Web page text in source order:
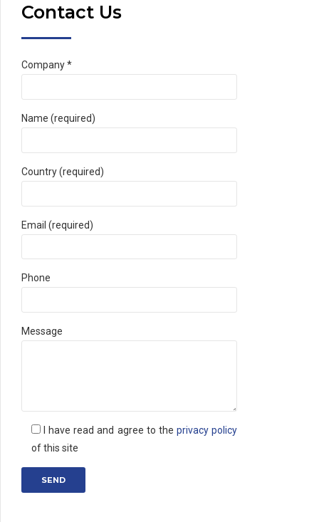
Contact Us
Company *
Name (required)
Country (required)
Email (required)
Phone
Message
I have read and agree to the privacy policy
of this site